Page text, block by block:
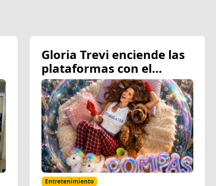
Gloria Trevi enciende las
plataformas con el
estreno de su nuevo
sencillo “Pompas de
Jabón”
Entretenimiento